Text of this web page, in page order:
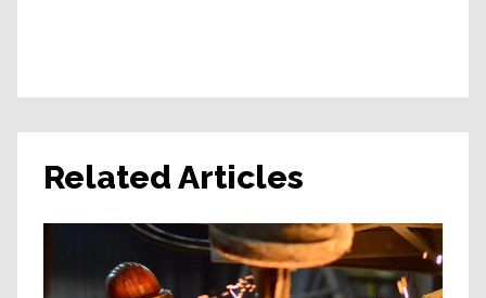
Related Articles